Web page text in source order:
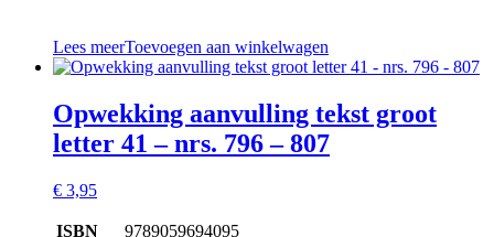
Lees meerToevoegen aan winkelwagen
Opwekking aanvulling tekst groot
letter 41 – nrs. 796 – 807
€ 3,95
ISBN 9789059694095